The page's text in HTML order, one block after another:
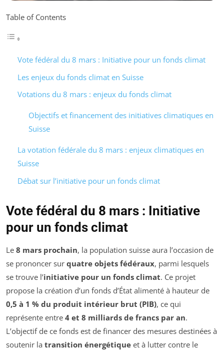
Table of Contents
Vote fédéral du 8 mars : Initiative pour un fonds climat
Les enjeux du fonds climat en Suisse
Votations du 8 mars : enjeux du fonds climat
Objectifs et financement des initiatives climatiques en
Suisse
La votation fédérale du 8 mars : enjeux climatiques en
Suisse
Débat sur l’initiative pour un fonds climat
Vote fédéral du 8 mars : Initiative
pour un fonds climat
Le 8 mars prochain, la population suisse aura l’occasion de
se prononcer sur quatre objets fédéraux, parmi lesquels
se trouve l’initiative pour un fonds climat. Ce projet
propose la création d’un fonds d’État alimenté à hauteur de
0,5 à 1 % du produit intérieur brut (PIB), ce qui
représente entre 4 et 8 milliards de francs par an.
L’objectif de ce fonds est de financer des mesures destinées à
soutenir la transition énergétique et à lutter contre le